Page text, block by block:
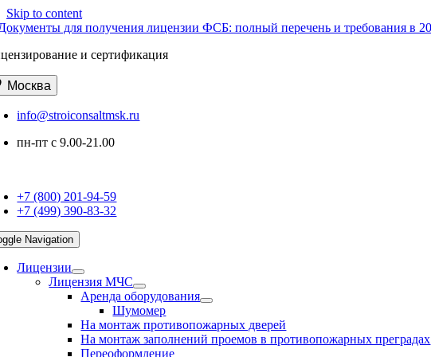
Skip to content
и сертификация
Москва
info@stroiconsaltmsk.ru
пн-пт с 9.00-21.00
+7 (800) 201-94-59
+7 (499) 390-83-32
Navigation
Лицензии
Лицензия МЧС
Аренда оборудования
Шумомер
На монтаж противопожарных дверей
На монтаж заполнений проемов в противопожарных преградах
Переоформление